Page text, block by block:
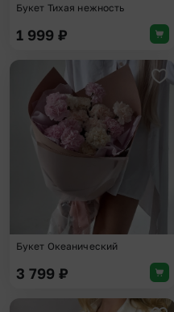
Букет Тихая нежность
1 999 ₽
Букет Океанический
3 799 ₽